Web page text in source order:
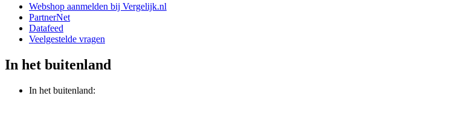
Webshop aanmelden bij Vergelijk.nl
PartnerNet
Datafeed
Veelgestelde vragen
In het buitenland
In het buitenland: